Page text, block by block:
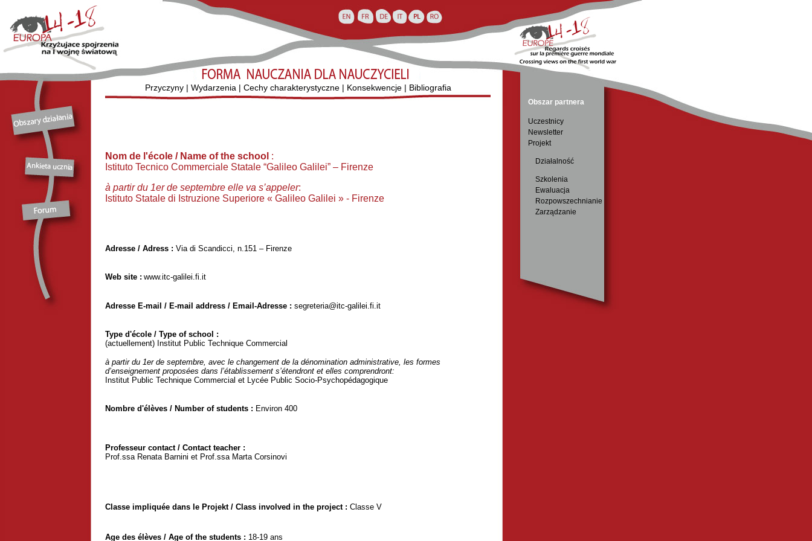
Przyczyny| Wydarzenia | Cechy charakterystyczne| Konsekwencje| Bibliografia
Obszar partnera
Uczestnicy
Newsletter
Projekt
Działalność
Szkolenia
Ewaluacja
Rozpowszechnianie
Zarządzanie
Nom de l'école / Name of the school :
Istituto Tecnico Commerciale Statale “Galileo Galilei” – Firenze
à partir du 1er de septembre elle va s’appeler:
Istituto Statale di Istruzione Superiore « Galileo Galilei » - Firenze
Adresse / Adress : Via di Scandicci, n.151 – Firenze
Web site : www.itc-galilei.fi.it
Adresse E-mail / E-mail address / Email-Adresse : segreteria@itc-galilei.fi.it
Type d'école / Type of school :
(actuellement) Institut Public Technique Commercial
à partir du 1er de septembre, avec le changement de la dénomination administrative, les formes
d’enseignement proposées dans l’établissement s’étendront et elles comprendront:
Institut Public Technique Commercial et Lycée Public Socio-Psychopédagogique
Nombre d'élèves / Number of students : Environ 400
Professeur contact / Contact teacher :
Prof.ssa Renata Barnini et Prof.ssa Marta Corsinovi
Classe impliquée dans le Projekt / Class involved in the project : Classe V
Age des élèves / Age of the students : 18-19 ans